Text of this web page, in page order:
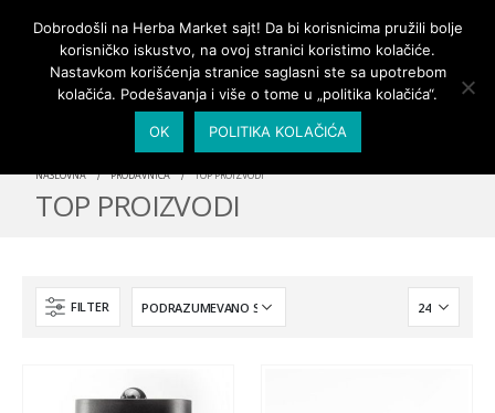
PRIJAVA/MOJ NALOG
NASLOVNA PRODAVNICA TOP PROIZVODI
TOP PROIZVODI
FILTER
Dobrodošli na Herba Market sajt! Da bi korisnicima pružili bolje
korisničko iskustvo, na ovoj stranici koristimo kolačiće.
Nastavkom korišćenja stranice saglasni ste sa upotrebom
kolačića. Podešavanja i više o tome u „politika kolačića“.
OK POLITIKA KOLAČIĆA